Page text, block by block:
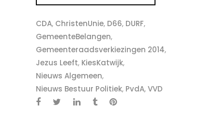
CDA, ChristenUnie, D66, DURF,
GemeenteBelangen,
Gemeenteraadsverkiezingen 2014,
Jezus Leeft, KiesKatwijk,
Nieuws Algemeen,
Nieuws Bestuur Politiek, PvdA,VVD